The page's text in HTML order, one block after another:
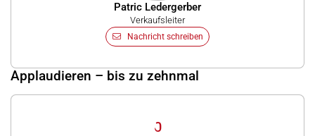
Patric Ledergerber
Verkaufsleiter
Nachricht schreiben
Applaudieren – bis zu zehnmal
0